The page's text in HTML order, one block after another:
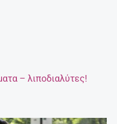
– λιποδιαλύτες!